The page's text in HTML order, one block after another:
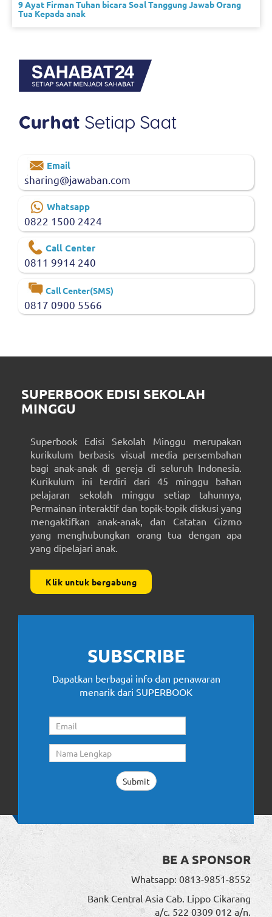
9 Ayat Firman Tuhan bicara Soal Tanggung Jawab Orang
Tua Kepada anak
Email
sharing@jawaban.com
Whatsapp
0822 1500 2424
Call Center
0811 9914 240
Call Center(SMS)
0817 0900 5566
SUPERBOOK EDISI SEKOLAH
MINGGU
Superbook Edisi Sekolah Minggu merupakan
kurikulum berbasis visual media persembahan
bagi anak-anak di gereja di seluruh Indonesia.
Kurikulum ini terdiri dari 45 minggu bahan
pelajaran sekolah minggu setiap tahunnya,
Permainan interaktif dan topik-topik diskusi yang
mengaktifkan anak-anak, dan Catatan Gizmo
yang menghubungkan orang tua dengan apa
yang dipelajari anak.
Klik untuk bergabung
SUBSCRIBE
Dapatkan berbagai info dan penawaran
menarik dari SUPERBOOK
BE A SPONSOR
Whatsapp: 0813-9851-8552
Bank Central Asia Cab. Lippo Cikarang
a/c. 522 0309 012 a/n.